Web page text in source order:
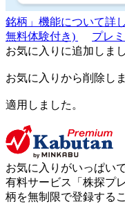
銘柄」機能について詳
無料体験付き)
プレ
お気に入りに追加しまし
お気に入りから削除し
適用しました。
お気に入りがいっぱい
有料サービス「株探プ
柄を無制限で登録する